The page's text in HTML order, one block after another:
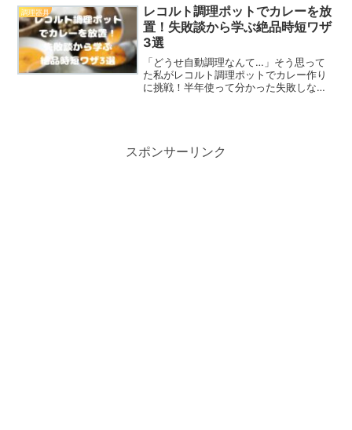
く解説します。ブルーノのグリルサンド
メーカーで料理を楽しみましょう。
調理器具
レコルト調理ポットでカレーを放
置！失敗談から学ぶ絶品時短ワザ
3選
「どうせ自動調理なんて…」そう思って
た私がレコルト調理ポットでカレー作り
に挑戦！半年使って分かった失敗しない
スポンサーリンク